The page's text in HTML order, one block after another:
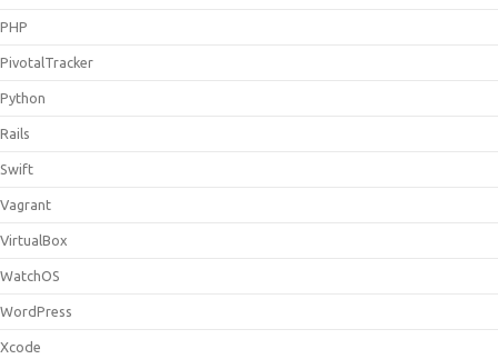
PHP
PivotalTracker
Python
Rails
Swift
Vagrant
VirtualBox
WatchOS
WordPress
Xcode